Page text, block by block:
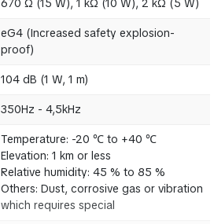
670 Ω (15 W), 1 kΩ (10 W), 2 kΩ (5 W)
eG4 (Increased safety explosion-
proof)
Temperature: -20 ℃ to +40 ℃
Elevation: 1 km or less
Relative humidity: 45 % to 85 %
Others: Dust, corrosive gas or vibration
which requires special
Horn: Ivory
670 Ω (15 W), 1 kΩ (10 W), 2 kΩ (5 W)
eG4 (Increased safety explosion-
proof)
104 dB (1 W, 1 m)
350Hz - 4,5kHz
Temperature: -20 ℃ to +40 ℃
Elevation: 1 km or less
Relative humidity: 45 % to 85 %
Others: Dust, corrosive gas or vibration
which requires special